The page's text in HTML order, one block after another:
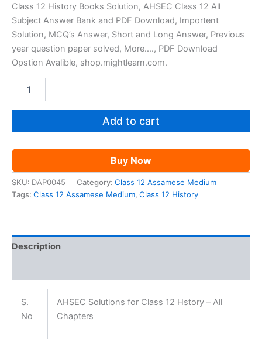
Class 12 History Books Solution, AHSEC Class 12 All
Subject Answer Bank and PDF Download, Importent
Solution, MCQ’s Answer, Short and Long Answer, Previous
year question paper solved, More…., PDF Download
Opstion Avalible, shop.mightlearn.com.
Class
Add to cart
Buy Now
SKU: DAP0045 Category: Class 12 Assamese Medium
Tags: Class 12 Assamese Medium, Class 12 History
Description
S.
No
AHSEC Solutions for Class 12 Hstory – All
Chapters